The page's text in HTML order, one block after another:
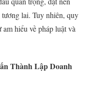
lai. Tuy nhiên, quy
hiểu về pháp luật và
Thành Lập Doanh